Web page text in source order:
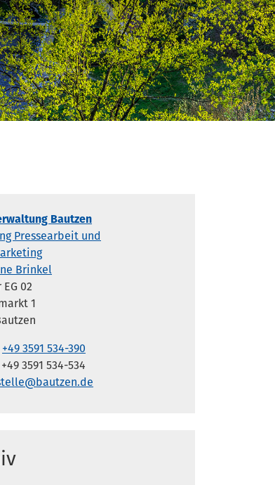
Bautzen
Pressearbeit und
Brinkel
02
1
+49 3591 534-390
3591 534-534